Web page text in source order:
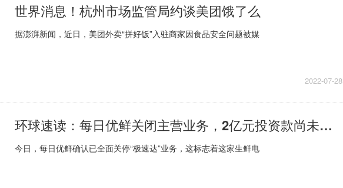
世界消息！杭州市场监管局约谈美团饿了么
据澎湃新闻，近日，美团外卖“拼好饭”入驻商家因食品安全问题被媒
2022-07-28
环球速读：每日优鲜关闭主营业务，2亿元投资款尚未到账
今日，每日优鲜确认已全面关停“极速达”业务，这标志着这家生鲜电